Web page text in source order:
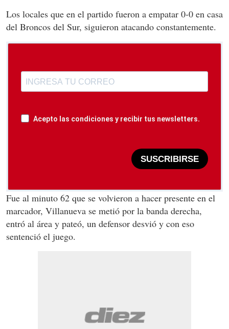
Los locales que en el partido fueron a empatar 0-0 en casa
del Broncos del Sur, siguieron atacando constantemente.
Acepto las condiciones y recibir tus newsletters.
SUSCRIBIRSE
Fue al minuto 62 que se volvieron a hacer presente en el
marcador, Villanueva se metió por la banda derecha,
entró al área y pateó, un defensor desvió y con eso
sentenció el juego.